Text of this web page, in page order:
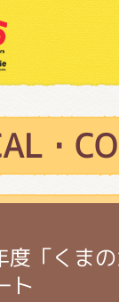
・
「くま
ト